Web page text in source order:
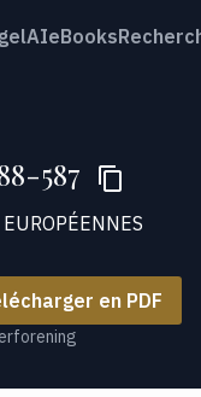
eBooks
587
en PDF